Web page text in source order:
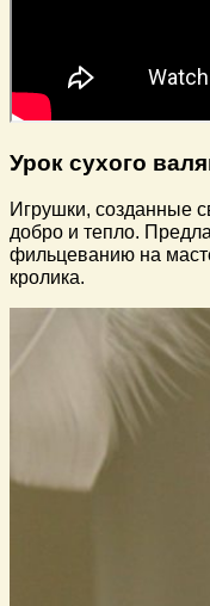
Урок сухого
Игрушки, созданные
добро и тепло.
фильцеванию на
кролика.